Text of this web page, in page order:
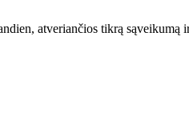
atveriančios tikrą